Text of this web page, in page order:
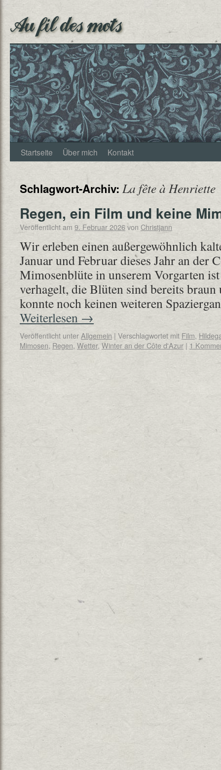
Au fil des mots
Startseite Über mich Kontakt
Schlagwort-Archiv: La fête à Henriette
Regen, ein Film und keine
Veröffentlicht am 9. Februar 2026von Christjann
Wir erleben einen außergewöhnlich
Januar und Februar dieses Jahr an der
Mimosenblüte in unserem Vorgarten
verhagelt, die Blüten sind bereits
konnte noch keinen weiteren
Weiterlesen →
Veröffentlicht unterAllgemein | Verschlagwortet mit Film,
Mimosen, Regen, Wetter, Winter an der Côte d'Azur | 1